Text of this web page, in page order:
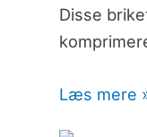
Disse
Læs mere